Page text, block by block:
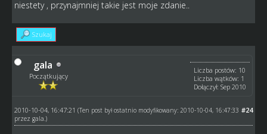
niestety , przynajmniej takie jest moje zdanie..
Szukaj
gala
Początkujący
Liczba postów: 10
Liczba wątków: 1
Dołączył: Sep 2010
#24
2010-10-04, 16:47:21 (Ten post był ostatnio modyfikowany: 2010-10-04, 16:47:33
przez gala .)